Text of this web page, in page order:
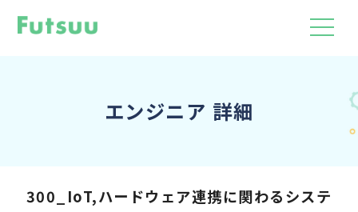
エンジニア 詳細
300_IoT,ハードウェア連携に関わるシステ